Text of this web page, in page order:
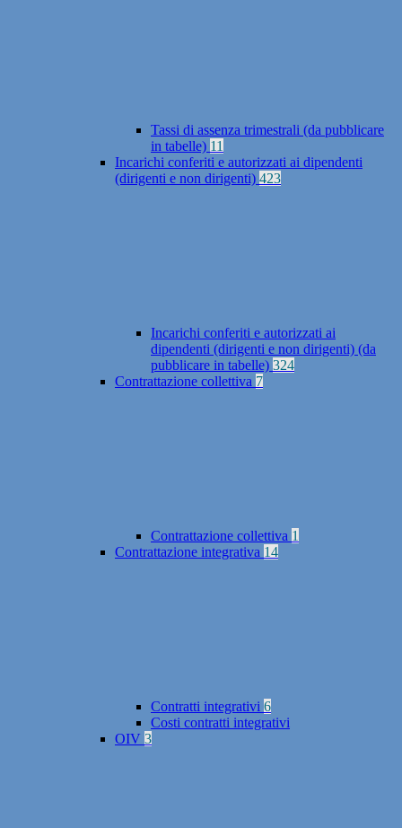
Tassi di assenza trimestrali (da pubblicare
in tabelle) 11
Incarichi conferiti e autorizzati ai dipendenti
(dirigenti e non dirigenti) 423
Incarichi conferiti e autorizzati ai
dipendenti (dirigenti e non dirigenti) (da
pubblicare in tabelle) 324
Contrattazione collettiva 7
Contrattazione collettiva 1
Contrattazione integrativa 14
Contratti integrativi 6
Costi contratti integrativi
OIV 3